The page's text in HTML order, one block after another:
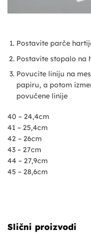
Postavite parče
Postavite stopalo na
Povucite liniju na
papiru, a potom
povučene linije
40 – 24,4cm
41 – 25,4cm
42 – 26cm
43 – 27cm
44 – 27,9cm
45 – 28,6cm
Slični proizvodi